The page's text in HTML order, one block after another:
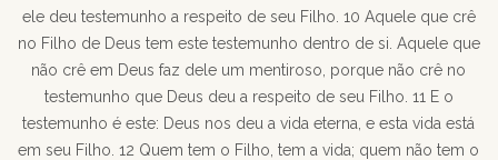
ele deu testemunho a respeito de seu Filho. 10 Aquele que crê
no Filho de Deus tem este testemunho dentro de si. Aquele que
não crê em Deus faz dele um mentiroso, porque não crê no
testemunho que Deus deu a respeito de seu Filho. 11 E o
testemunho é este: Deus nos deu a vida eterna, e esta vida está
em seu Filho. 12 Quem tem o Filho, tem a vida; quem não tem o